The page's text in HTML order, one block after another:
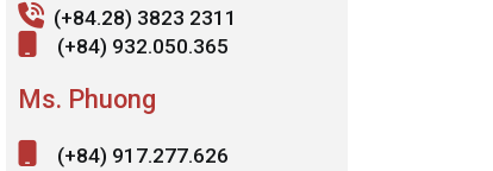
(+84.28) 3823 2311
(+84) 932.050.365
Ms. Phuong
(+84) 917.277.626